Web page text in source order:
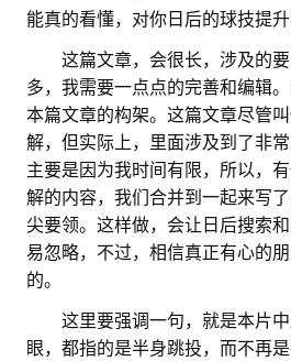
能真的看懂，对你日后的球技提升
这篇文章，会很长，涉及的
多，我需要一点点的完善和编辑
本篇文章的构架。这篇文章尽管
解，但实际上，里面涉及到了非
主要是因为我时间有限，所以，
解的内容，我们合并到一起来写
尖要领。这样做，会让日后搜索
易忽略，不过，相信真正有心的
的。
这里要强调一句，就是本片
眼，都指的是半身跳投，而不再